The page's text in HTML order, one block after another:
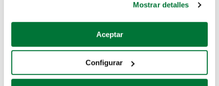
Si lo permite, también quisiéramos:
Recopilar información sobre su ubicación geográfica
Identificar su dispositivo analizándolo activamente
para buscar características específicas (huellas
Mostrar detalles
Aceptar
Configurar
Coches de segunda mano
Coches de km0